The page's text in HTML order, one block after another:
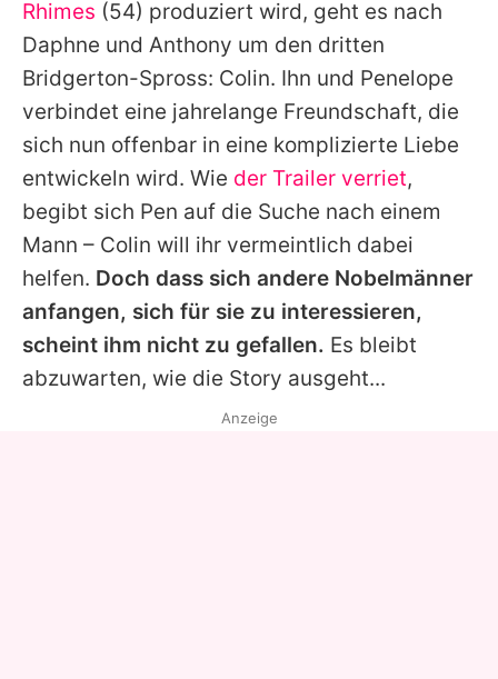
Rhimes (54) produziert wird, geht es nach
Daphne und Anthony um den dritten
Bridgerton-Spross: Colin. Ihn und Penelope
verbindet eine jahrelange Freundschaft, die
sich nun offenbar in eine komplizierte Liebe
entwickeln wird. Wie der Trailer verriet,
begibt sich Pen auf die Suche nach einem
Mann – Colin will ihr vermeintlich dabei
helfen. Doch dass sich andere Nobelmänner
anfangen, sich für sie zu interessieren,
scheint ihm nicht zu gefallen. Es bleibt
abzuwarten, wie die Story ausgeht...
Anzeige